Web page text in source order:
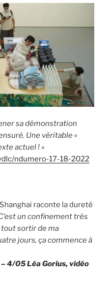
sa démonstration
Une véritable «
actuel ! »
ndumero-17-18-2022
raconte la dureté
un confinement très
tout sortir de ma
jours, ça commence à
– 4/05 Léa Gorius, vidéo